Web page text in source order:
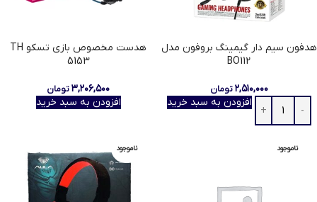
هدفون سیم دار گیمینگ بروفون مدل
BO112
۲,۵۱۰,۰۰۰ تومان
افزودن به سبد خرید
هدست مخصوص بازی تسکو TH
5153
۳,۲۰۶,۵۰۰تومان
افزودن به سبد خرید
ناموجود ناموجود